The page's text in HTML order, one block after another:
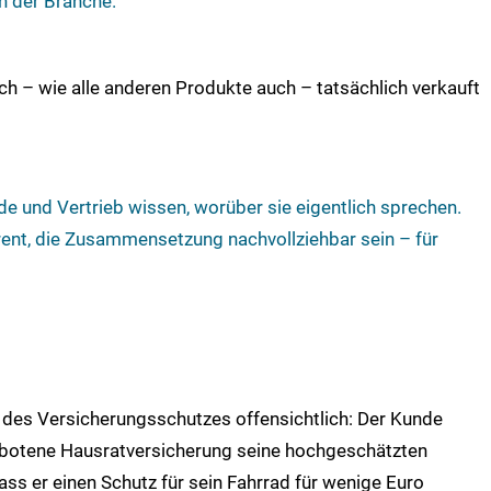
– wie alle anderen Produkte auch – tatsächlich verkauft
und Vertrieb wissen, worüber sie eigentlich sprechen.
die Zusammensetzung nachvollziehbar sein – für
Versicherungsschutzes offensichtlich: Der Kunde
Hausratversicherung seine hochgeschätzten
er einen Schutz für sein Fahrrad für wenige Euro